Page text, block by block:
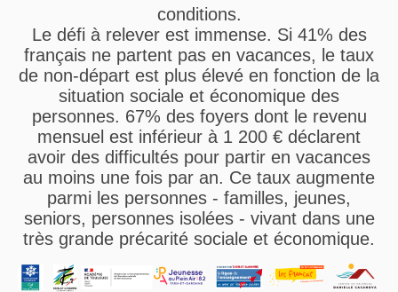
conditions.
Le défi à relever est immense. Si 41% des
français ne partent pas en vacances, le taux
de non-départ est plus élevé en fonction de la
situation sociale et économique des
personnes. 67% des foyers dont le revenu
mensuel est inférieur à 1 200 € déclarent
avoir des difficultés pour partir en vacances
au moins une fois par an. Ce taux augmente
parmi les personnes - familles, jeunes,
seniors, personnes isolées - vivant dans une
très grande précarité sociale et économique.